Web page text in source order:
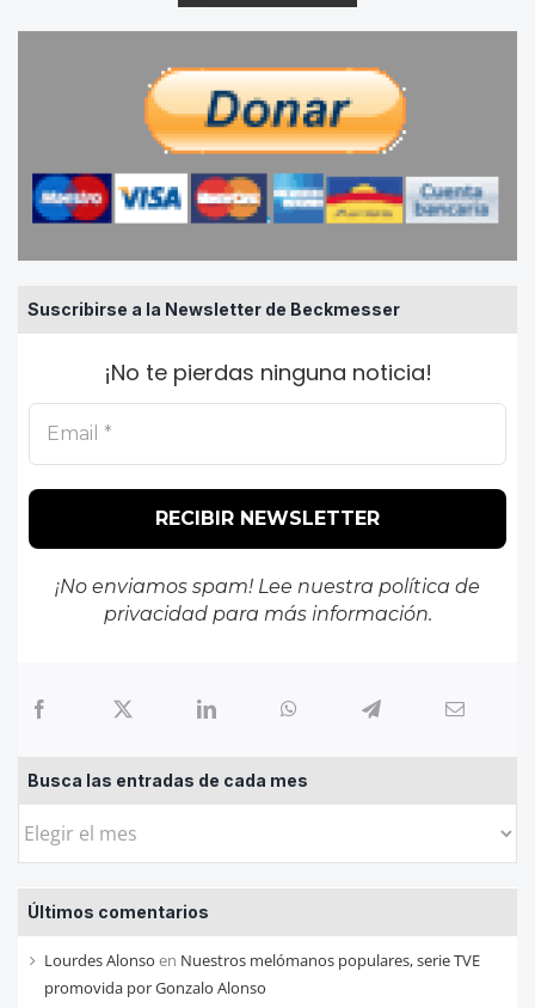
Suscribirse a la Newsletter de Beckmesser
¡No te pierdas ninguna noticia!
¡No enviamos spam! Lee nuestra política de
privacidadpara más información.
Busca las entradas de cada mes
Busca
entradas
de
cada
mes
Últimos comentarios
Lourdes Alonso en Nuestros melómanos populares, serie TVE
promovida por Gonzalo Alonso